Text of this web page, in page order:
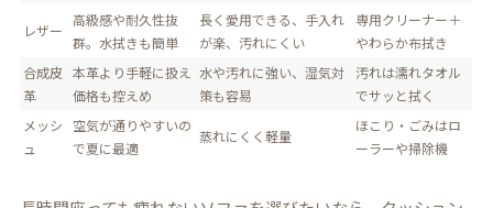
レザー
高級感や耐久性抜
群。水拭きも簡単
長く愛用できる、手入れ
が楽、汚れにくい
専用クリーナー＋
やわらか布拭き
合成皮
革
本革より手軽に扱え
価格も控えめ
水や汚れに強い、湿気対
策も容易
汚れは濡れタオル
でサッと拭く
メッシ
ュ
空気が通りやすいの
で夏に最適
蒸れにくく軽量
ほこり・ごみはロ
ーラーや掃除機